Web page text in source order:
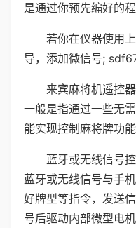
是通过你预先编好的程
若你在仪器使用
导，添加微信号;
来宾麻将机遥控
一般是指通过一些无
能实现控制麻将牌功
蓝牙或无线信号
蓝牙或无线信号与手
好牌型等指令，发送
号后驱动内部微型电